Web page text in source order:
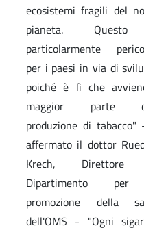
ecosistemi fragili del
pianeta.
particolarmente
per i paesi in via di
poiché è lì che
maggior parte
produzione di tabacco"
affermato il dottor
Krech, Direttore
Dipartimento
promozione della
dell'OMS - "Ogni